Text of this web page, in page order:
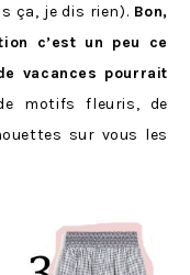
ça, je dis rien). Bon,
c’est un peu ce
vacances pourrait
motifs fleuris, de
sur vous les